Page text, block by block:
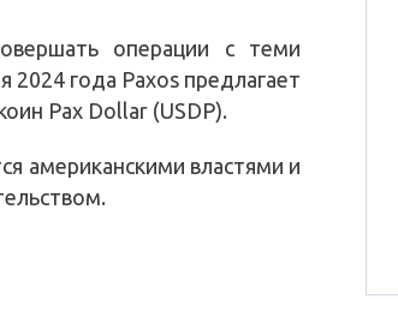
операции с теми
года Paxos предлагает
Pax Dollar (USDP).
американскими властями и